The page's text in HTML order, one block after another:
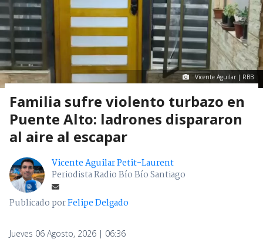
Vicente Aguilar | RBB
Familia sufre violento turbazo en
Puente Alto: ladrones dispararon
al aire al escapar
Vicente Aguilar Petit-Laurent
Periodista Radio Bío Bío Santiago
Publicado porFelipe Delgado
Jueves 06 Agosto, 2026 | 06:36